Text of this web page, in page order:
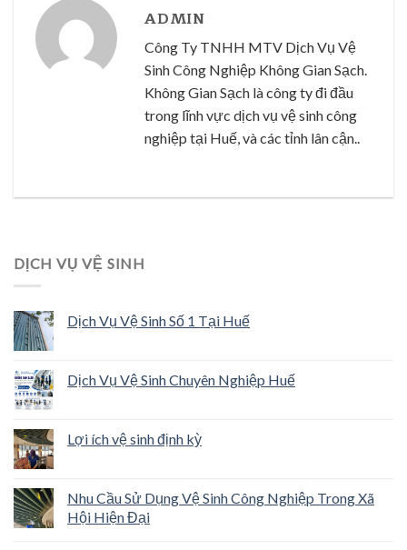
ADMIN
Công Ty TNHH MTV Dịch Vụ Vệ
Sinh Công Nghiệp Không Gian Sạch.
Không Gian Sạch là công ty đi đầu
trong lĩnh vực dịch vụ vệ sinh công
nghiệp tại Huế, và các tỉnh lân cận..
DỊCH VỤ VỆ SINH
Dịch Vụ Vệ Sinh Số 1 Tại Huế
Dịch Vụ Vệ Sinh Chuyên Nghiệp Huế
Lợi ích vệ sinh định kỳ
Nhu Cầu Sử Dụng Vệ Sinh Công Nghiệp Trong Xã
Hội Hiện Đại